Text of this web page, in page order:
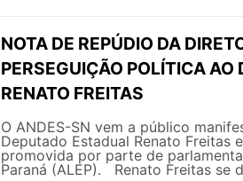
NOTA DE REPÚDIO DA
PERSEGUIÇÃO POLÍTICA
RENATO FREITAS
O ANDES-SN vem a público
Deputado Estadual Renato Freitas
promovida por parte de
Paraná (ALEP). Renato Freitas se